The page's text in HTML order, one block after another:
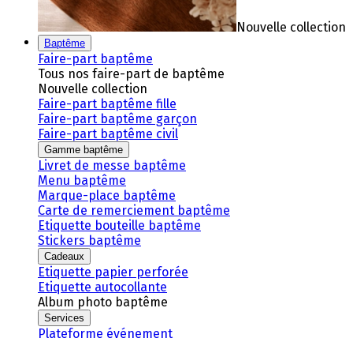
Nouvelle collection
Baptême
Faire-part baptême
Tous nos faire-part de baptême
Nouvelle collection
Faire-part baptême fille
Faire-part baptême garçon
Faire-part baptême civil
Gamme baptême
Livret de messe baptême
Menu baptême
Marque-place baptême
Carte de remerciement baptême
Etiquette bouteille baptême
Stickers baptême
Cadeaux
Etiquette papier perforée
Etiquette autocollante
Album photo baptême
Services
Plateforme événement